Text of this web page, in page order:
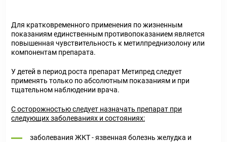
Для кратковременного применения по жизненным
показаниям единственным противопоказанием является
повышенная чувствительность к метилпреднизолону или
компонентам препарата.
У детей в период роста препарат Метипред следует
применять только по абсолютным показаниям и при
тщательном наблюдении врача.
С осторожностью следует назначать препарат при
следующих заболеваниях и состояниях:
заболевания ЖКТ - язвенная болезнь желудка и